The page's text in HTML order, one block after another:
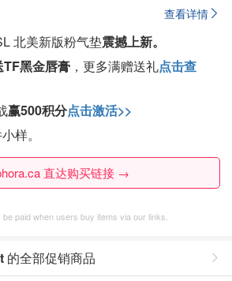
查看详情
北美新版粉气垫震撼上新。
TF黑金唇膏 ，更多满赠送礼点击查
赢500积分点击激活>>
样。
直达购买链接 →
be paid when users buy items via our links.
的全部促销商品